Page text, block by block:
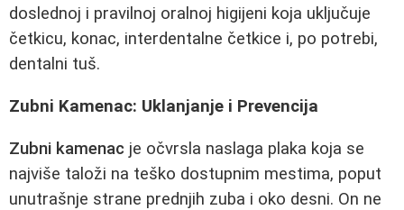
doslednoj i pravilnoj oralnoj higijeni koja uključuje
četkicu, konac, interdentalne četkice i, po potrebi,
dentalni tuš.
Zubni Kamenac: Uklanjanje i Prevencija
Zubni kamenac je očvrsla naslaga plaka koja se
najviše taloži na teško dostupnim mestima, poput
unutrašnje strane prednjih zuba i oko desni. On ne